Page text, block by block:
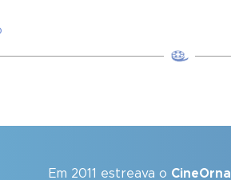
Em 2011 estreava o CineOrna